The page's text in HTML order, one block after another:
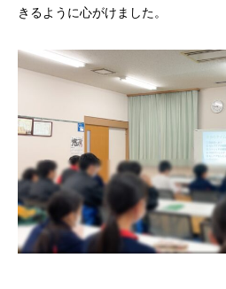
きるように心がけました。